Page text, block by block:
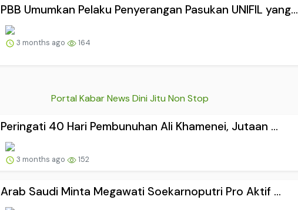
PBB Umumkan Pelaku Penyerangan Pasukan UNIFIL yang...
3 months ago 164
Portal Kabar News Dini Jitu Non Stop
Peringati 40 Hari Pembunuhan Ali Khamenei, Jutaan ...
3 months ago 152
Arab Saudi Minta Megawati Soekarnoputri Pro Aktif ...